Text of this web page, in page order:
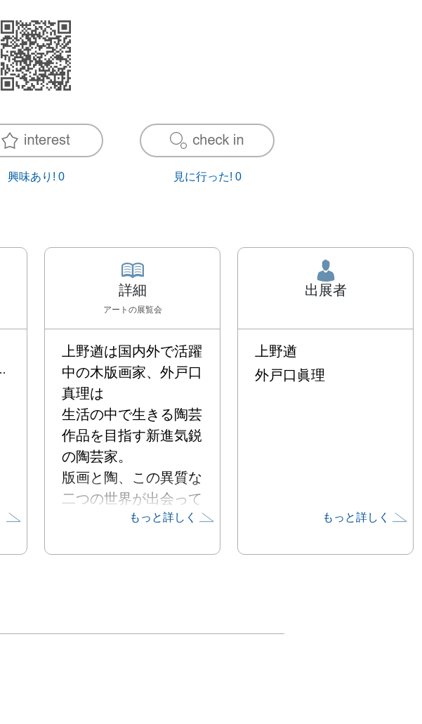
興味あり! 0 見に行った! 0
詳細
アート の展覧会
上野遒は国内外で活躍
中の木版画家、外戸口
真理は
生活の中で生きる陶芸
作品を目指す新進気鋭
の陶芸家。
版画と陶、この異質な
二つの世界が出会って
もっと詳しく
出展者
上野遒
外戸口眞理
もっと詳しく